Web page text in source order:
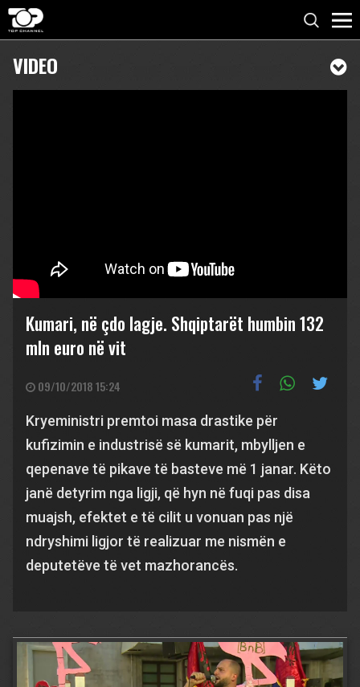
VIDEO
Kumari, në çdo lagje. Shqiptarët humbin 132
mln euro në vit
09/10/2018 15:24
Kryeministri premtoi masa drastike për
kufizimin e industrisë së kumarit, mbylljen e
qepenave të pikave të basteve më 1 janar. Këto
janë detyrim nga ligji, që hyn në fuqi pas disa
muajsh, efektet e të cilit u vonuan pas një
ndryshimi ligjor të realizuar me nismën e
deputetëve të vet mazhorancës.